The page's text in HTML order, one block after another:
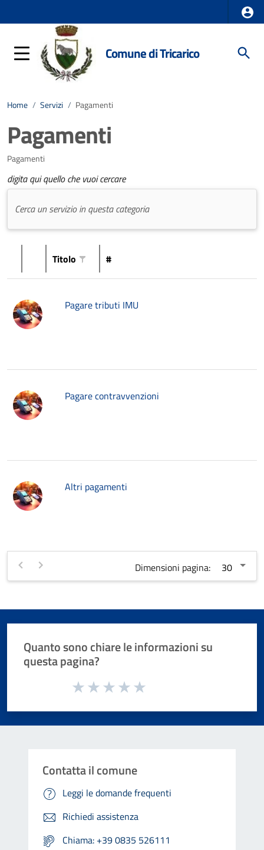
Comune di Tricarico
Home / Servizi / Pagamenti
Pagamenti
Pagamenti
digita qui quello che vuoi cercare
Titolo #
Pagare tributi IMU
Pagare contravvenzioni
Altri pagamenti
Dimensioni pagina:
Quanto sono chiare le informazioni su
questa pagina?
Valuta da 1 a 5 stelle la pagina
Contatta il comune
Leggi le domande frequenti
Richiedi assistenza
Chiama: +39 0835 526111